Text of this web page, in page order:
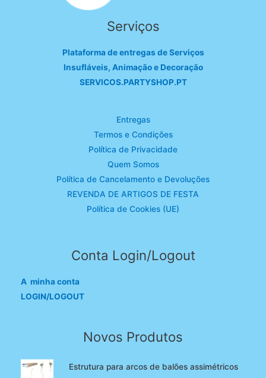
Serviços
Plataforma de entregas de Serviços
Insufláveis, Animação e Decoração
SERVICOS.PARTYSHOP.PT
Entregas
Termos e Condições
Política de Privacidade
Quem Somos
Política de Cancelamento e Devoluções
REVENDA DE ARTIGOS DE FESTA
Política de Cookies (UE)
Conta Login/Logout
A minha conta
LOGIN/LOGOUT
Novos Produtos
Estrutura para arcos de balões assimétricos